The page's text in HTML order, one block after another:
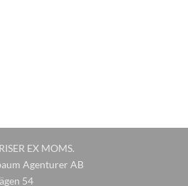
EX MOMS.
Agenturer AB
54